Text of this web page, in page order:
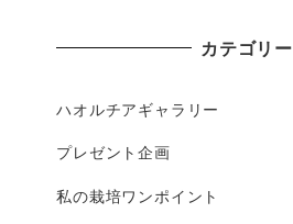
カテゴリー
ハオルチアギャラリー
プレゼント企画
私の栽培ワンポイント